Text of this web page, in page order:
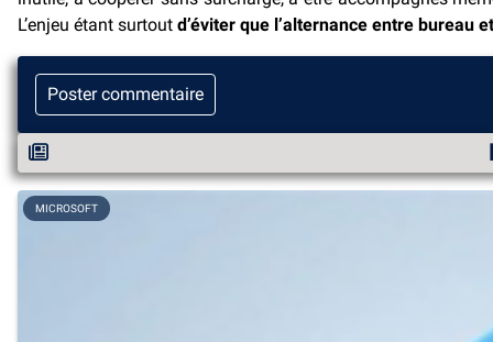
L’enjeu étant surtout d’éviter que l’alternance entre bureau
Poster commentaire
MICROSOFT